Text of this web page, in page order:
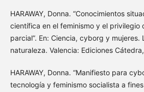
HARAWAY, Donna. “Conocimientos
científica en el feminismo y el privilegio
parcial”. En: Ciencia, cyborg y mujeres.
naturaleza. Valencia: Ediciones
HARAWAY, Donna. “Manifiesto para
tecnología y feminismo socialista a fines